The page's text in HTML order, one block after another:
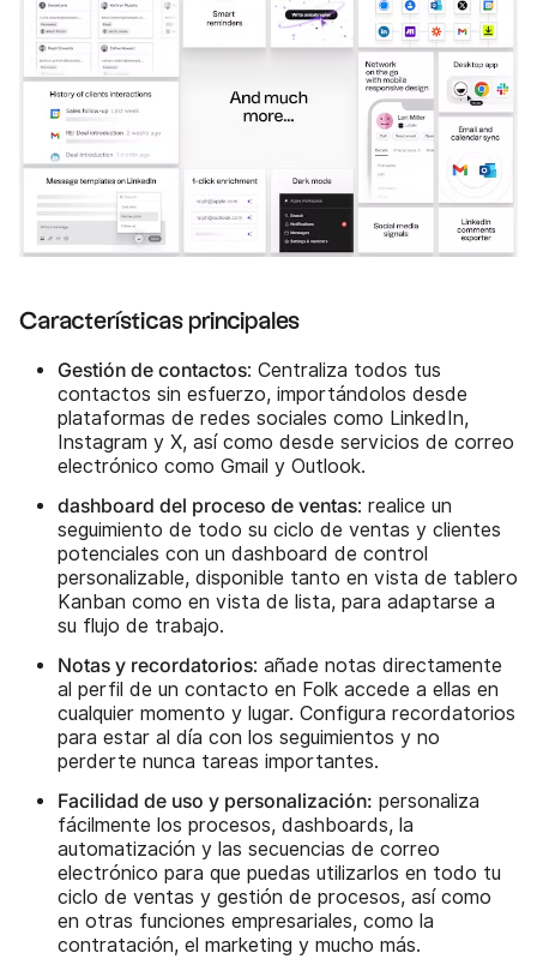
Características principales
Gestión de contactos: Centraliza todos tus
contactos sin esfuerzo, importándolos desde
plataformas de redes sociales como LinkedIn,
Instagram y X, así como desde servicios de correo
electrónico como Gmail y Outlook.
dashboard del proceso de ventas: realice un
seguimiento de todo su ciclo de ventas y clientes
potenciales con un dashboard de control
personalizable, disponible tanto en vista de tablero
Kanban como en vista de lista, para adaptarse a
su flujo de trabajo.
Notas y recordatorios: añade notas directamente
al perfil de un contacto en Folk accede a ellas en
cualquier momento y lugar. Configura recordatorios
para estar al día con los seguimientos y no
perderte nunca tareas importantes.
Facilidad de uso y personalización: personaliza
fácilmente los procesos, dashboards, la
automatización y las secuencias de correo
electrónico para que puedas utilizarlos en todo tu
ciclo de ventas y gestión de procesos, así como
en otras funciones empresariales, como la
contratación, el marketing y mucho más.